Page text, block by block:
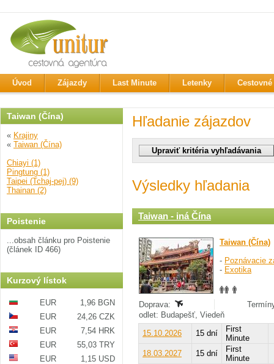
Úvod Zájazdy Last Minute Letenky
Taiwan (Čína)
« Krajiny
« Taiwan (Čína)
Chiayi (1)
Pingtung (1)
Taipei (Tchaj-pej) (9)
Thainan (2)
Poistenie
...obsah článku pro Poistenie
(článek ID 466)
Kurzový lístok
EUR
1,96 BGN
EUR
24,26 CZK
EUR
7,54 HRK
EUR
55,03 TRY
EUR
1,15 USD
Hľadanie zájazdov
Výsledky hľadania
Taiwan - iná Čína
Taiwan (Čína)
- Poznávacie
- Exotika
Doprava:
odlet: Budapešť, Viedeň
15.10.2026
15 dní
First
Minute
18.03.2027
15 dní
First
Minute